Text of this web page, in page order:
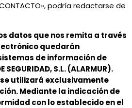
podría redactarse de
datos que nos remita a través
quedarán
de información de
SEGURIDAD, S.L. (ALARMUR).
utilizará exclusivamente
Mediante la indicación de
con lo establecido en el